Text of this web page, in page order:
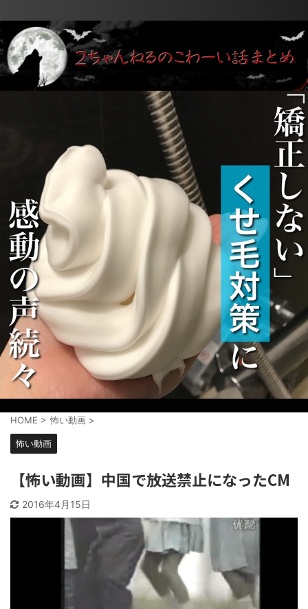
HOME > 怖い動画 >
怖い動画
【怖い動画】中国で放送禁止になったCM
2016年4月15日